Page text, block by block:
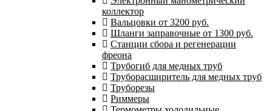
коллектор
Вальцовки от 3200 руб.
Шланги заправочные от 1300 руб.
Станции сбора и регенерации
фреона
Трубогиб для медных труб
Труборасширитель для медных труб
Труборезы
Риммеры